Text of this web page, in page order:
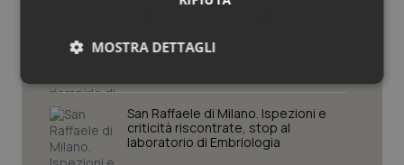
Tumori del Polmone & Testa Collo
Tumori gastrointestinali
Ulcera & Reflusso
riempirle di professionisti e servizi. Il
punto della Conferenza delle Regioni
San Raffaele di Milano. Ispezioni e
criticità riscontrate, stop al
laboratorio di Embriologia
MOSTRA DETTAGLI
Necessari Statistici Marketing